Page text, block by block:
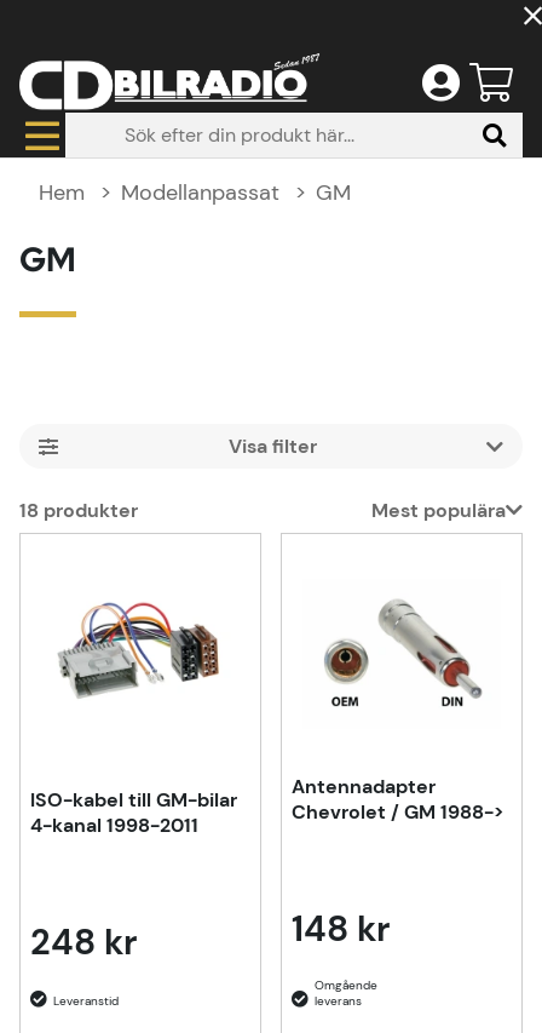
Hem Modellanpassat GM
GM
Filtrera
18 produkter
Mest populära
ISO-kabel till GM-bilar
4-kanal 1998-2011
248 kr
Antennadapter
Chevrolet / GM 1988->
148 kr